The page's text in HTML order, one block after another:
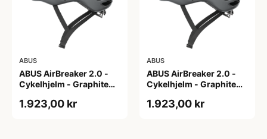
ABUS
ABUS AirBreaker 2.0 -
Cykelhjelm - Graphite
1.923,00 kr
ABUS
ABUS AirBreaker 2.0 -
Cykelhjelm - Graphite
1.923,00 kr